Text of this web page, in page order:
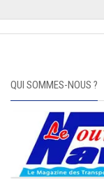
QUI SOMMES-NOUS ?